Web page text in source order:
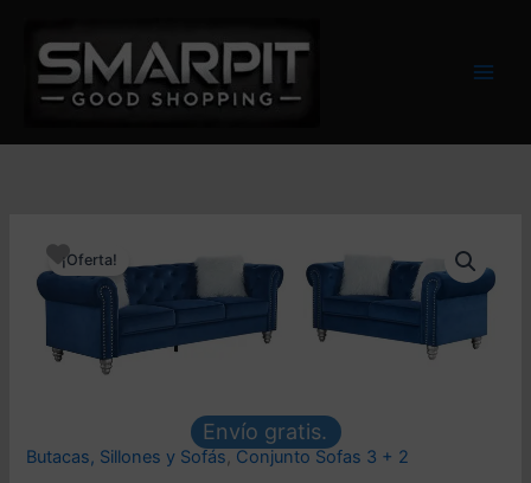
contenido
¡Oferta!
Envío gratis.
Butacas, Sillones y Sofás, Conjunto Sofas 3 + 2